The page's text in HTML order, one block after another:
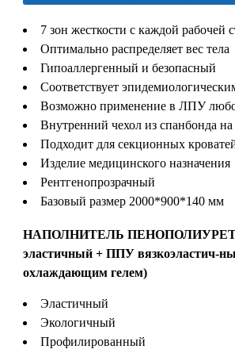
7 зон жесткости с каждой рабочей
Оптимально распределяет вес тела
Гипоаллергенный и безопасный
Соответствует
Возможно применение в ЛПУ
Внутренний чехол из спанбонда
Подходит для секционных
Изделие медицинского назначения
Рентгенопрозрачный
Базовый размер 2000*900*140 мм
НАПОЛНИТЕЛЬ
эластичный + ППУ вязкоэластич-
охлаждающим гелем)
Эластичный
Экологичный
Профилированный